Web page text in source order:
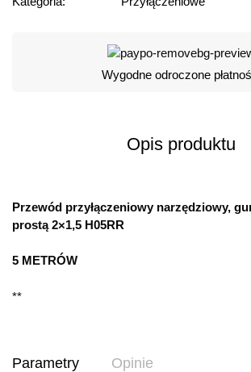
Wygodne odroczone
Opis produktu
Przewód przyłączeniowy narzędziowy,
prostą 2×1,5 H05RR
5 METRÓW
**
Parametry Opinie